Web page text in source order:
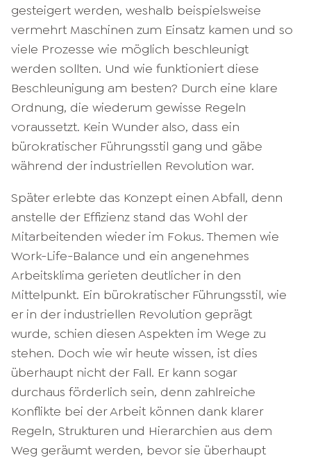
gesteigert werden, weshalb beispielsweise
vermehrt Maschinen zum Einsatz kamen und so
viele Prozesse wie möglich beschleunigt
werden sollten. Und wie funktioniert diese
Beschleunigung am besten? Durch eine klare
Ordnung, die wiederum gewisse Regeln
voraussetzt. Kein Wunder also, dass ein
bürokratischer Führungsstil gang und gäbe
während der industriellen Revolution war.
Später erlebte das Konzept einen Abfall, denn
anstelle der Effizienz stand das Wohl der
Mitarbeitenden wieder im Fokus. Themen wie
Work-Life-Balance und ein angenehmes
Arbeitsklima gerieten deutlicher in den
Mittelpunkt. Ein bürokratischer Führungsstil, wie
er in der industriellen Revolution geprägt
wurde, schien diesen Aspekten im Wege zu
stehen. Doch wie wir heute wissen, ist dies
überhaupt nicht der Fall. Er kann sogar
durchaus förderlich sein, denn zahlreiche
Konflikte bei der Arbeit können dank klarer
Regeln, Strukturen und Hierarchien aus dem
Weg geräumt werden, bevor sie überhaupt